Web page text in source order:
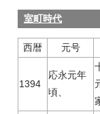
室町時代
西暦 元号
1394
応永元年
頃、